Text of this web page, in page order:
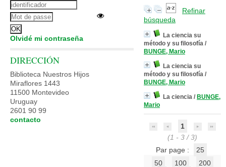
Refinar
búsqueda
La ciencia su
método y su filosofía /
BUNGE, Mario
La ciencia su
método y su filosofía /
BUNGE, Mario
La ciencia / BUNGE,
Mario
1
(1 - 3 / 3)
Par page :
25
50
100 200
Olvidé mi contraseña
DIRECCIÓN
Biblioteca Nuestros Hijos
Miraflores 1443
11500 Montevideo
Uruguay
2601 90 99
contacto